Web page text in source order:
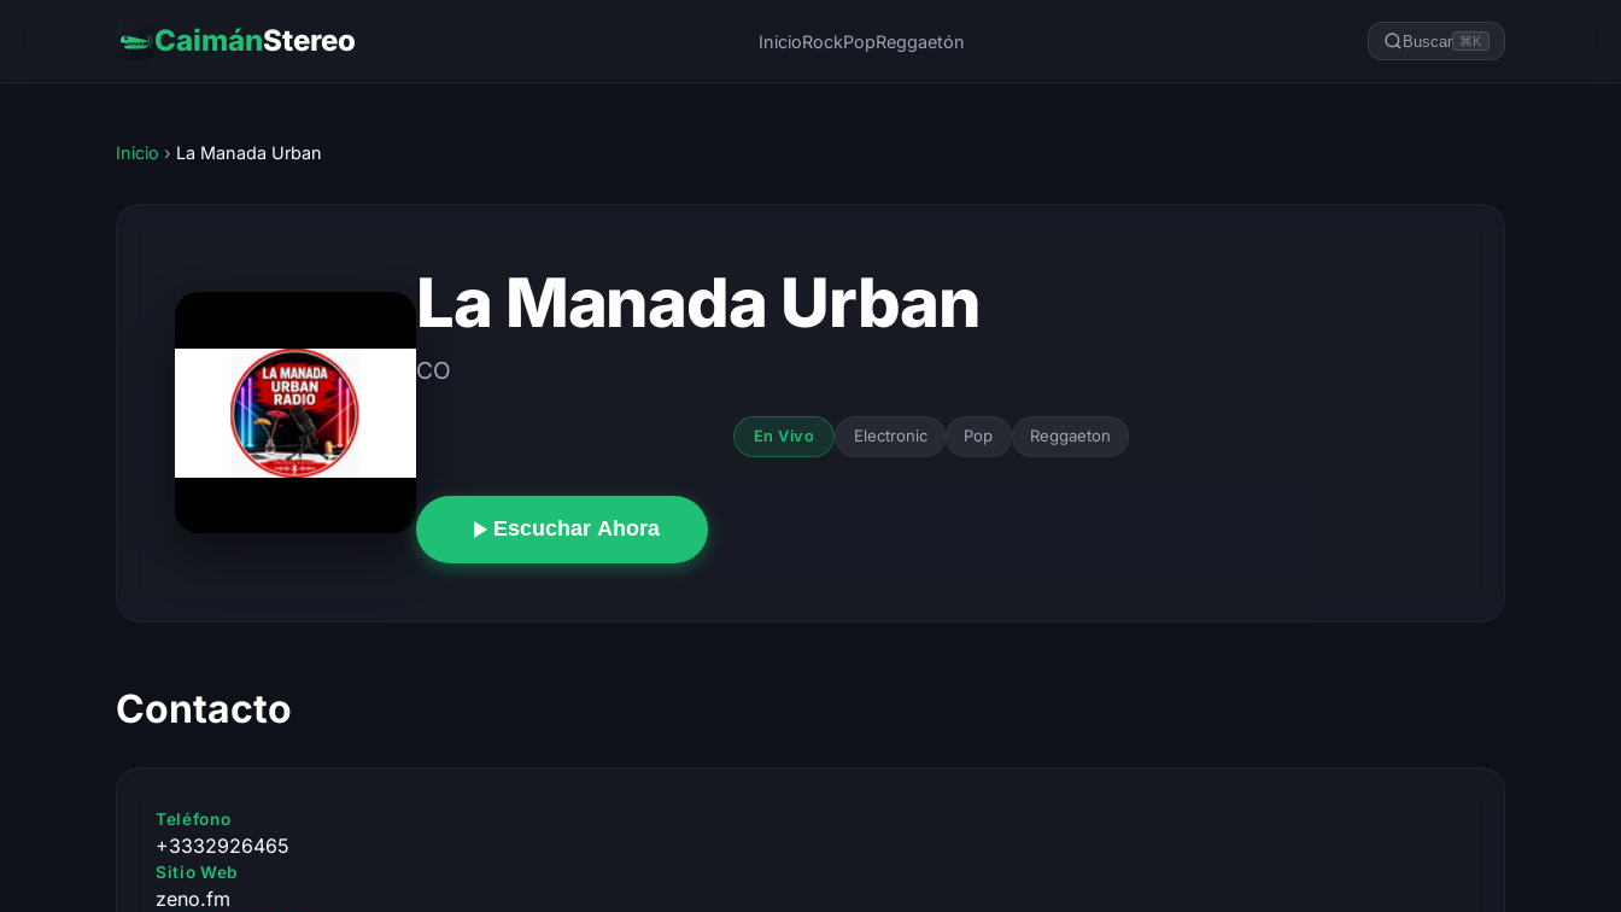
CaimánStereo InicioRockPopReggaetón Buscar ⌘K
Inicio › La Manada Urban
La Manada Urban
CO
En Vivo Electronic Pop Reggaeton
Escuchar Ahora
Contacto
Teléfono
+3332926465
Sitio Web
zeno.fm